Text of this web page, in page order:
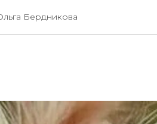
Бердникова